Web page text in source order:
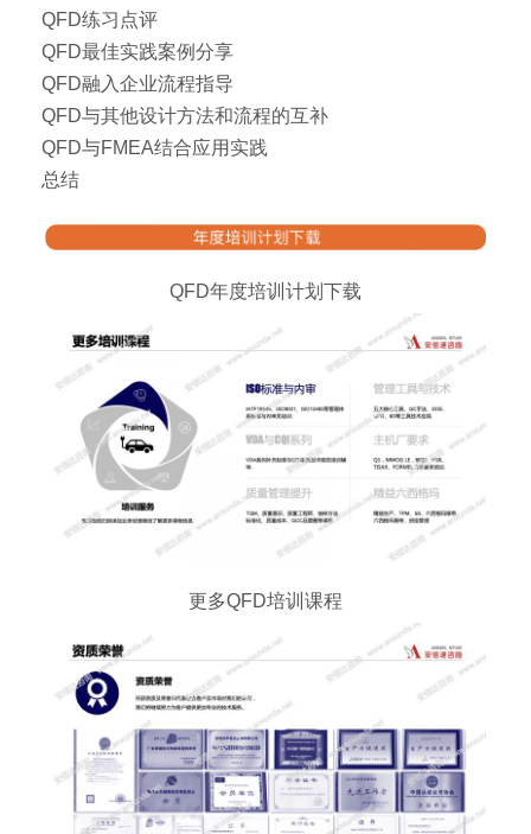
QFD练习点评
QFD最佳实践案例分享
QFD融入企业流程指导
QFD与其他设计方法和流程的互补
QFD与FMEA结合应用实践
总结
QFD年度培训计划下载
更多QFD培训课程